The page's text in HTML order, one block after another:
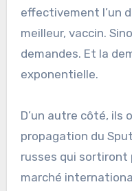
effectivement l’un
meilleur, vaccin.
demandes. Et la
exponentielle.
D’un autre côté, ils
propagation du
russes qui sortiront
marché